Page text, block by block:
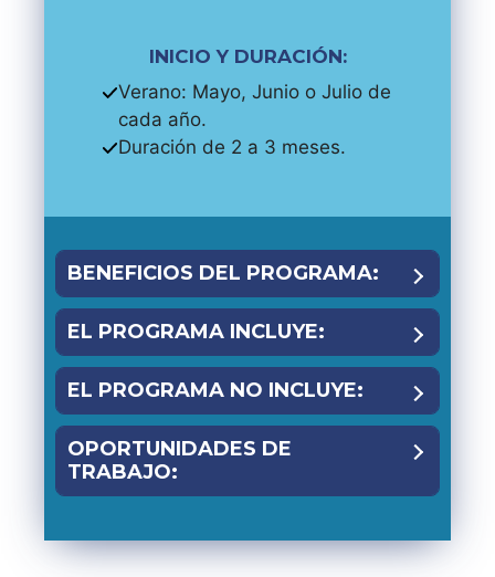
INICIO Y DURACIÓN:
Verano: Mayo, Junio o Julio de
cada año.
Duración de 2 a 3 meses.
BENEFICIOS DEL PROGRAMA:
EL PROGRAMA INCLUYE:
EL PROGRAMA NO INCLUYE:
OPORTUNIDADES DE
TRABAJO: